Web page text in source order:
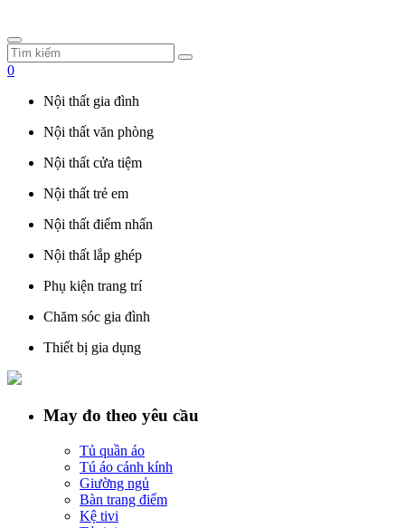
0
Nội thất gia đình
Nội thất văn phòng
Nội thất cửa tiệm
Nội thất trẻ em
Nội thất điểm nhấn
Nội thất lắp ghép
Phụ kiện trang trí
Chăm sóc gia đình
Thiết bị gia dụng
May đo theo yêu cầu
Tủ quần áo
Tú áo cánh kính
Giường ngủ
Bàn trang điểm
Kệ tivi